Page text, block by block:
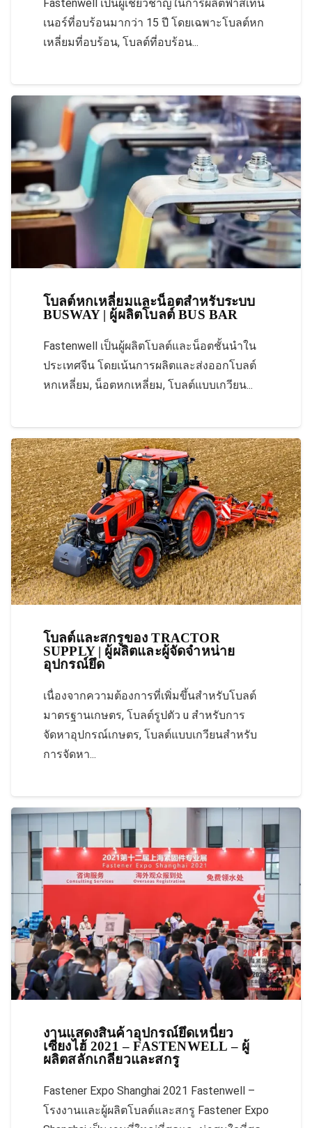
Fastenwell เป็นผู้เชี่ยวชาญในการผลิตฟาสเทน
เนอร์ที่อบร้อนมากว่า 15 ปี โดยเฉพาะโบลต์หก
เหลี่ยมที่อบร้อน, โบลต์ที่อบร้อน...
โบลต์หกเหลี่ยมและน็อตสำหรับระบบ
BUSWAY | ผู้ผลิตโบลต์ BUS BAR
Fastenwell เป็นผู้ผลิตโบลต์และน็อตชั้นนำใน
ประเทศจีน โดยเน้นการผลิตและส่งออกโบลต์
หกเหลี่ยม, น็อตหกเหลี่ยม, โบลต์แบบเกวียน...
โบลต์และสกรูของ TRACTOR
SUPPLY | ผู้ผลิตและผู้จัดจำหน่าย
อุปกรณ์ยึด
เนื่องจากความต้องการที่เพิ่มขึ้นสำหรับโบลต์
มาตรฐานเกษตร, โบลต์รูปตัว u สำหรับการ
จัดหาอุปกรณ์เกษตร, โบลต์แบบเกวียนสำหรับ
การจัดหา...
งานแสดงสินค้าอุปกรณ์ยึดเหนี่ยว
เซี่ยงไฮ้ 2021 – FASTENWELL – ผู้
ผลิตสลักเกลียวและสกรู
Fastener Expo Shanghai 2021 Fastenwell –
โรงงานและผู้ผลิตโบลต์และสกรู Fastener Expo